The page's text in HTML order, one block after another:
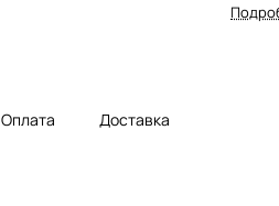
Оплата Доставка